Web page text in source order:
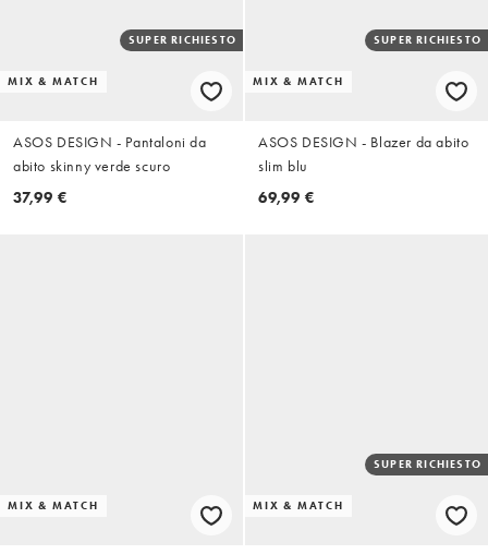
MIX & MATCH
SUPER RICHIESTO
ASOS DESIGN - Pantaloni da
abito skinny verde scuro
37,99 €
MIX & MATCH
SUPER RICHIESTO
ASOS DESIGN - Blazer da abito
slim blu
69,99 €
MIX & MATCH MIX & MATCH
SUPER RICHIESTO